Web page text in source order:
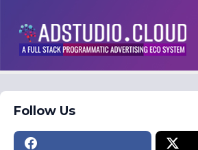
Follow Us